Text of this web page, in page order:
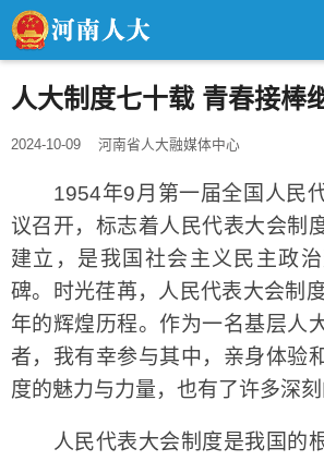
人大制度七十载 青春接棒
2024-10-09 河南省人大融媒体中心
1954年9月第一届全国人民代
议召开，标志着人民代表大会制
建立，是我国社会主义民主政
碑。时光荏苒，人民代表大会制
年的辉煌历程。作为一名基层人
者，我有幸参与其中，亲身体验
度的魅力与力量，也有了许多深刻
人民代表大会制度是我国的